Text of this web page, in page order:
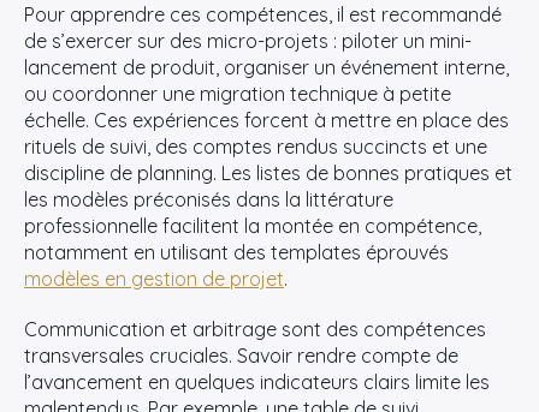
Pour apprendre ces compétences, il est recommandé
de s’exercer sur des micro-projets : piloter un mini-
lancement de produit, organiser un événement interne,
ou coordonner une migration technique à petite
échelle. Ces expériences forcent à mettre en place des
rituels de suivi, des comptes rendus succincts et une
discipline de planning. Les listes de bonnes pratiques et
les modèles préconisés dans la littérature
professionnelle facilitent la montée en compétence,
notamment en utilisant des templates éprouvés
modèles en gestion de projet.
Communication et arbitrage sont des compétences
transversales cruciales. Savoir rendre compte de
l’avancement en quelques indicateurs clairs limite les